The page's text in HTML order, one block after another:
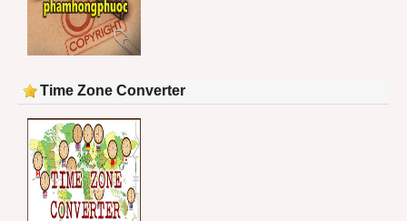
Time Zone Converter